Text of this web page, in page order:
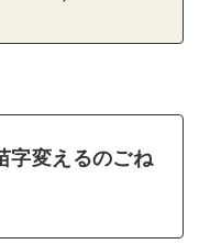
字変えるのごね